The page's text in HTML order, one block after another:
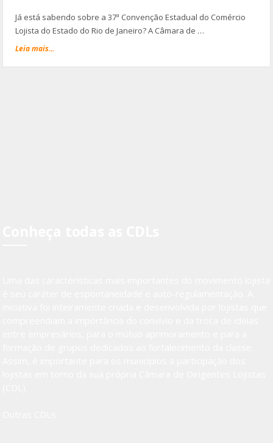
Já está sabendo sobre a 37ª Convenção Estadual do Comércio
Lojista do Estado do Rio de Janeiro? A Câmara de …
Leia mais...